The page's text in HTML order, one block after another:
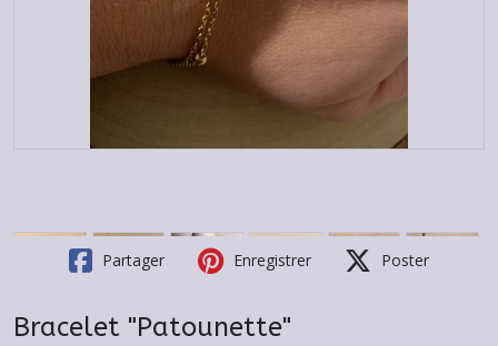
Partager Enregistrer Poster
Bracelet "Patounette"